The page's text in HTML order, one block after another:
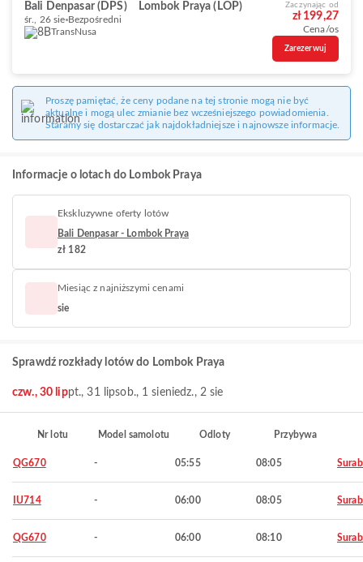
Bali Denpasar (DPS) Lombok Praya (LOP)
śr., 26 sie Bezpośredni
TransNusa
Zaczynając od
zł 199,27
Cena/os
Zarezerwuj
Proszę pamiętać, że ceny podane na tej stronie mogą nie być
aktualne i mogą ulec zmianie bez wcześniejszego powiadomienia.
Staramy się dostarczać jak najdokładniejsze i najnowsze informacje.
Informacje o lotach do Lombok Praya
Ekskluzywne oferty lotów
Bali Denpasar - Lombok Praya
zł 182
Miesiąc z najniższymi cenami
sie
Sprawdź rozkłady lotów do Lombok Praya
czw., 30 lippt., 31 lipsob., 1 sieniedz., 2 sie
Nr lotu Model samolotu Odloty Przybywa
QG670 - 05:55 08:05
IU714 - 06:00 08:05
QG670 - 06:00 08:10